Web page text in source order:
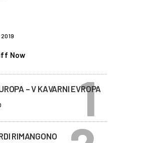
Now
– V KAVARNI EVROPA
RIMANGONO